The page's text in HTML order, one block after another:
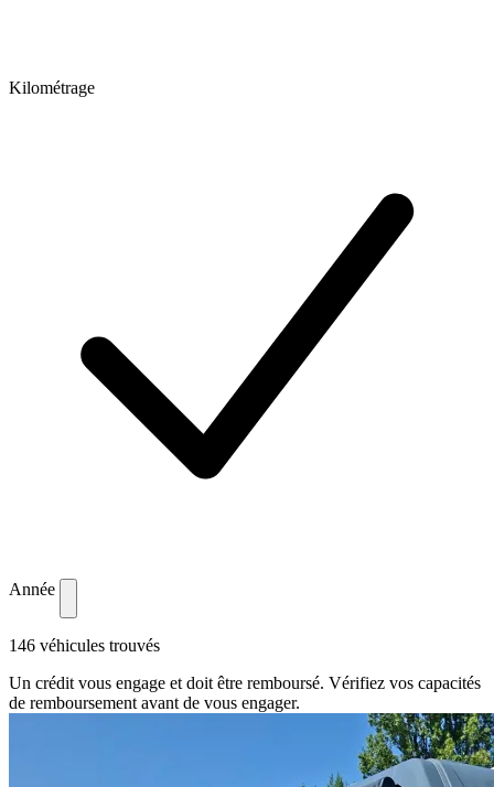
Kilométrage
Année
146 véhicules trouvés
Un crédit vous engage et doit être remboursé. Vérifiez vos capacités
de remboursement avant de vous engager.